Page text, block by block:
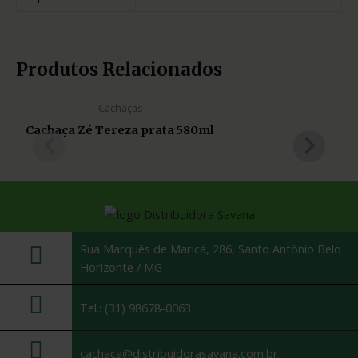
Produtos Relacionados
Cachaças
Cachaça Zé Tereza prata 580ml
Rua Marquês de Maricá, 286, Santo Antônio Belo
Horizonte / MG
Tel.: (31) 98678-0063
cachaca@distribuidorasavana.com.br